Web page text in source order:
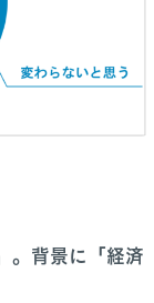
。背景に「経済